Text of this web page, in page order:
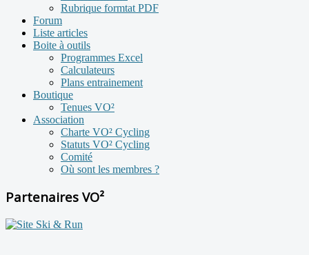
Rubrique formtat PDF
Forum
Liste articles
Boite à outils
Programmes Excel
Calculateurs
Plans entrainement
Boutique
Tenues VO²
Association
Charte VO² Cycling
Statuts VO² Cycling
Comité
Où sont les membres ?
Partenaires VO²